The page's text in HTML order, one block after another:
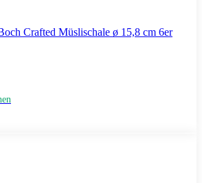
Crafted Müslischale ø 15,8 cm 6er